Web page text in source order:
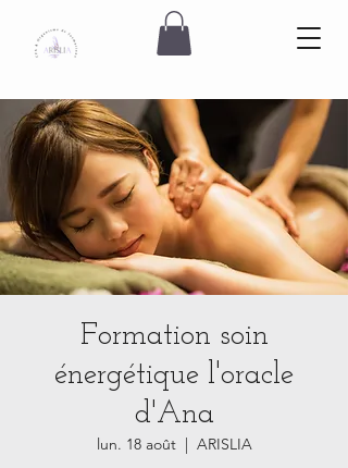
Formation soin
énergétique l'oracle
d'Ana
lun. 18 août
  |
ARISLIA